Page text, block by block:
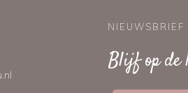
NIEUWSBRIEF
Blijf op de